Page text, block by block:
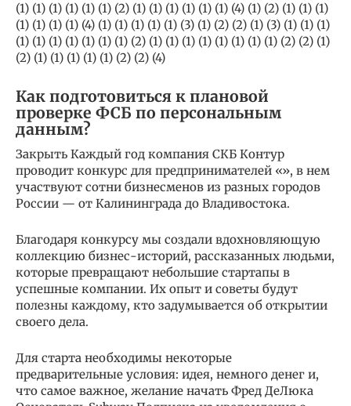
(1) (1) (1) (1) (1) (1) (2) (1) (1) (1) (1) (1) (1) (4) (1) (2) (1) (1) (1)
(1) (1) (1) (1) (4) (1) (1) (1) (1) (1) (3) (1) (2) (2) (1) (3) (1) (1) (1)
(1) (1) (1) (1) (1) (1) (1) (2) (1) (1) (1) (1) (1) (1) (1) (1) (2) (2) (1)
(2) (1) (1) (1) (1) (1) (2) (2) (4)
Как подготовиться к плановой
проверке ФСБ по персональным
данным?
Закрыть Каждый год компания СКБ Контур
проводит конкурс для предпринимателей «», в нем
участвуют сотни бизнесменов из разных городов
России — от Калининграда до Владивостока.
Благодаря конкурсу мы создали вдохновляющую
коллекцию бизнес-историй, рассказанных людьми,
которые превращают небольшие стартапы в
успешные компании. Их опыт и cоветы будут
полезны каждому, кто задумывается об открытии
своего дела.
Для старта необходимы некоторые
предварительные условия: идея, немного денег и,
что самое важное, желание начать Фред ДеЛюка